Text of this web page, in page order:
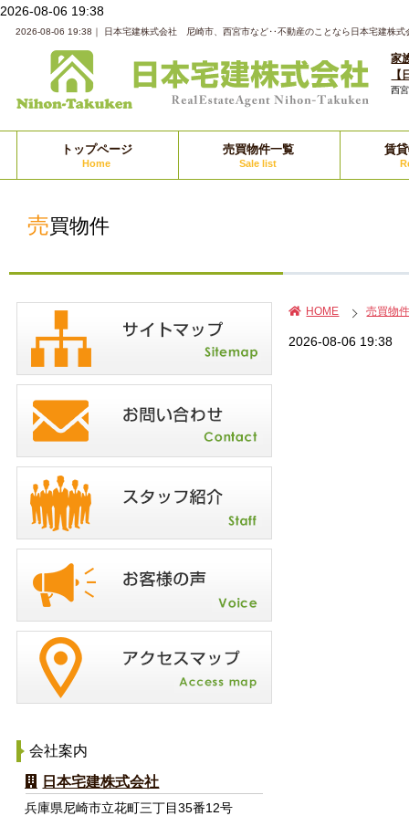
2026-08-06 19:38
2026-08-06 19:38｜ 日本宅建株式会社 尼崎市、西宮市など‥不動産のことなら日本宅建株式
家
西
トップページ
Home
売買物件一覧
Sale list
賃
売買物件
HOME 売買物
2026-08-06 19:38
会社案内
日本宅建株式会社
兵庫県尼崎市立花町三丁目35番12号